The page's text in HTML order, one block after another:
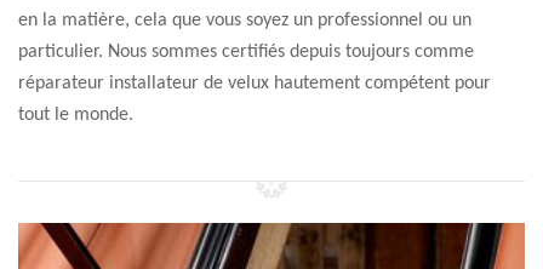
en la matière, cela que vous soyez un professionnel ou un
particulier. Nous sommes certifiés depuis toujours comme
réparateur installateur de velux hautement compétent pour
tout le monde.